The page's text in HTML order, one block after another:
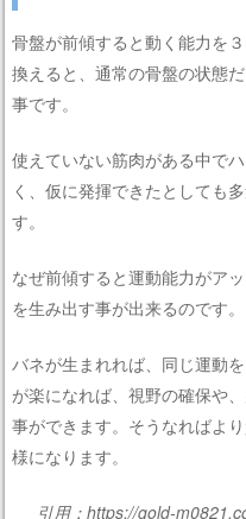
骨盤が前傾すると動く能力を
換えると、通常の骨盤の状態
事です。
使えていない筋肉がある中で
く、仮に発揮できたとしても
す。
なぜ前傾すると運動能力がア
を生み出す事が出来るのです。
バネが生まれれば、同じ運動
が楽になれば、視野の確保や
事ができます。そうなればよ
様になります。
引用：https://gold-